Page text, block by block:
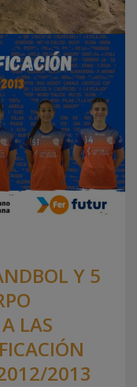
EN EL
DE
GARCÍA
bronce mundial en
playa
Paula
en la
como una
Y 5
LAS
2013